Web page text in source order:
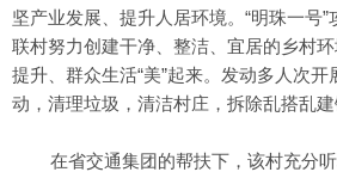
坚产业发展、提升人居环境。“明珠一号
联村努力创建干净、整洁、宜居的乡村环
提升、群众生活“美”起来。发动多人次开
动，清理垃圾，清洁村庄，拆除乱搭乱建
在省交通集团的帮扶下，该村充分听